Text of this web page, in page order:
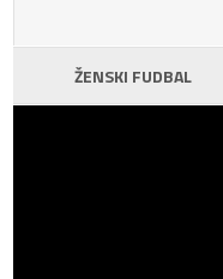
ŽENSKI FUDBAL